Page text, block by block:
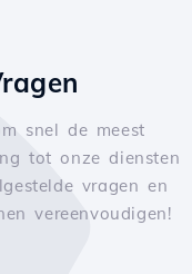
snel de meest
tot onze diensten
vragen en
vereenvoudigen!